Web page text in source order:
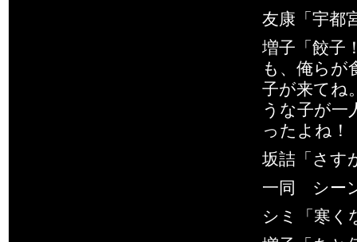
友康「宇都
増子「餃
も、俺らが
子が来てね
うな子が一
ったよね
坂詰「さす
一同 シー
シミ「寒く